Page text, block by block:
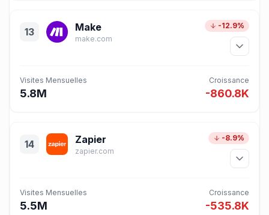
13 Make
make.com
-12.9%
Visites Mensuelles
5.8M
Croissance
-860.8K
14 Zapier
zapier.com
-8.9%
Visites Mensuelles
5.5M
Croissance
-535.8K